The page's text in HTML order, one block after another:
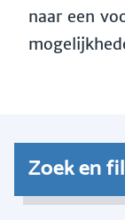
naar een
Zoek en